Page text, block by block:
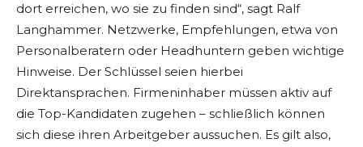
dort erreichen, wo sie zu finden sind“, sagt Ralf
Langhammer. Netzwerke, Empfehlungen, etwa von
Personalberatern oder Headhuntern geben wichtige
Hinweise. Der Schlüssel seien hierbei
Direktansprachen. Firmeninhaber müssen aktiv auf
die Top-Kandidaten zugehen – schließlich können
sich diese ihren Arbeitgeber aussuchen. Es gilt also,